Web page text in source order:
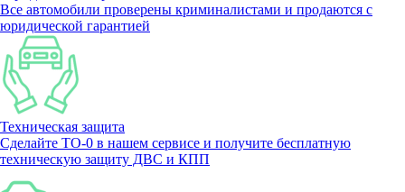
Все автомобили проверены криминалистами и продаются с
юридической гарантией
Техническая защита
Сделайте ТО-0 в нашем сервисе и получите бесплатную
техническую защиту ДВС и КПП